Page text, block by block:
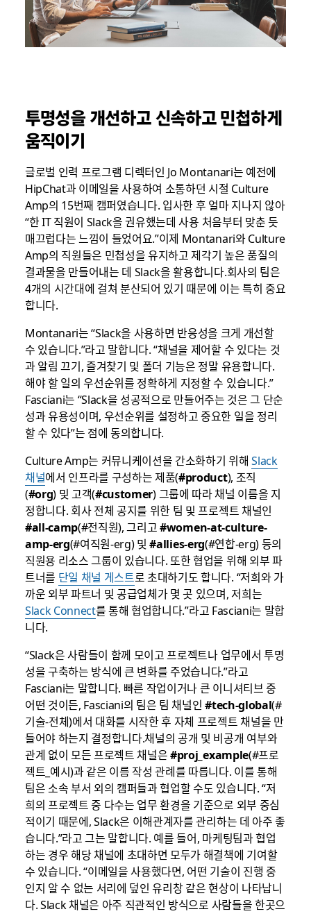
투명성을 개선하고 신속하고 민첩하게
움직이기
글로벌 인력 프로그램 디렉터인 Jo Montanari는 예전에
HipChat과 이메일을 사용하여 소통하던 시절 Culture
Amp의 15번째 캠퍼였습니다. 입사한 후 얼마 지나지 않아
“한 IT 직원이 Slack을 권유했는데 사용 처음부터 맞춘 듯
매끄럽다는 느낌이 들었어요.”이제 Montanari와 Culture
Amp의 직원들은 민첩성을 유지하고 제각기 높은 품질의
결과물을 만들어내는 데 Slack을 활용합니다.회사의 팀은
4개의 시간대에 걸쳐 분산되어 있기 때문에 이는 특히 중요
합니다.
Montanari는 “Slack을 사용하면 반응성을 크게 개선할
수 있습니다.”라고 말합니다. “채널을 제어할 수 있다는 것
과 알림 끄기, 즐겨찾기 및 폴더 기능은 정말 유용합니다.
해야 할 일의 우선순위를 정확하게 지정할 수 있습니다.”
Fasciani는 “Slack을 성공적으로 만들어주는 것은 그 단순
성과 유용성이며, 우선순위를 설정하고 중요한 일을 정리
할 수 있다”는 점에 동의합니다.
Culture Amp는 커뮤니케이션을 간소화하기 위해Slack
채널에서 인프라를 구성하는 제품(#product), 조직
(#org) 및 고객(#customer) 그룹에 따라 채널 이름을 지
정합니다. 회사 전체 공지를 위한 팀 및 프로젝트 채널인
#all-camp(#전직원), 그리고#women-at-culture-
amp-erg(#여직원-erg) 및#allies-erg(#연합-erg) 등의
직원용 리소스 그룹이 있습니다. 또한 협업을 위해 외부 파
트너를 단일 채널 게스트로 초대하기도 합니다. “저희와 가
까운 외부 파트너 및 공급업체가 몇 곳 있으며, 저희는
Slack Connect를 통해 협업합니다.”라고 Fasciani는 말합
니다.
“Slack은 사람들이 함께 모이고 프로젝트나 업무에서 투명
성을 구축하는 방식에 큰 변화를 주었습니다.”라고
Fasciani는 말합니다. 빠른 작업이거나 큰 이니셔티브 중
어떤 것이든, Fasciani의 팀은 팀 채널인#tech-global(#
기술-전체)에서 대화를 시작한 후 자체 프로젝트 채널을 만
들어야 하는지 결정합니다.채널의 공개 및 비공개 여부와
관계 없이 모든 프로젝트 채널은#proj_example(#프로
젝트_예시)과 같은 이름 작성 관례를 따릅니다. 이를 통해
팀은 소속 부서 외의 캠퍼들과 협업할 수도 있습니다. “저
희의 프로젝트 중 다수는 업무 환경을 기준으로 외부 중심
적이기 때문에, Slack은 이해관계자를 관리하는 데 아주 좋
습니다.”라고 그는 말합니다. 예를 들어, 마케팅팀과 협업
하는 경우 해당 채널에 초대하면 모두가 해결책에 기여할
수 있습니다. “이메일을 사용했다면, 어떤 기술이 진행 중
인지 알 수 없는 서리에 덮인 유리창 같은 현상이 나타납니
다. Slack 채널은 아주 직관적인 방식으로 사람들을 한곳으